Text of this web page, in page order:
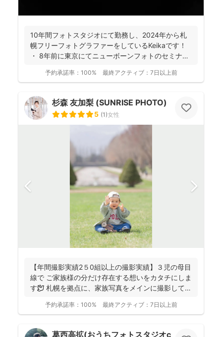
10年間フォトスタジオにて勤務し、2024年から札
幌フリーフォトグラファーをしているKeikaです！
・ 8年前に東京にてニューボーンフォトのセミナ
予約承諾率： 100% 最終アクティブ： 7日以上前
杉森 友加梨 (SUNRISE PHOTO)
5 (1)女性
【年間撮影実績2５0組以上の撮影実績】３児の母目
線で ご家族様の分だけ存在する想いをカタチにしま
す🕊️ 札幌を拠点に、家族写真をメインに撮影してお
予約承諾率： 100% 最終アクティブ： 7日以上前
葛西高拡(おうちフォトスタジオcocofilm)